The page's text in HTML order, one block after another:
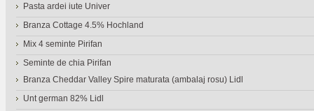
Pasta ardei iute Univer
Branza Cottage 4.5% Hochland
Mix 4 seminte Pirifan
Seminte de chia Pirifan
Branza Cheddar Valley Spire maturata (ambalaj rosu) Lidl
Unt german 82% Lidl